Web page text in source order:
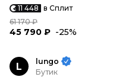
11 448 в Сплит
61 170 ₽
45 790 ₽ -25%
L
lungo
Бутик